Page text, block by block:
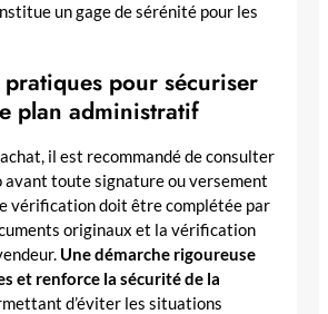
un gage de sérénité pour les
pratiques pour sécuriser
plan administratif
il est recommandé de consulter
avant toute signature ou versement
vérification doit être complétée par
originaux et la vérification
Une démarche rigoureuse
et renforce la sécurité de la
d’éviter les situations